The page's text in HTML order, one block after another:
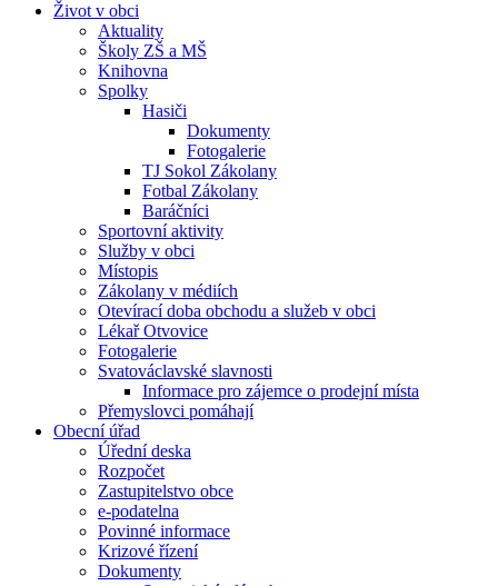
Život v obci
Aktuality
Školy ZŠ a MŠ
Knihovna
Spolky
Hasiči
Dokumenty
Fotogalerie
TJ Sokol Zákolany
Fotbal Zákolany
Baráčníci
Sportovní aktivity
Služby v obci
Místopis
Zákolany v médiích
Otevírací doba obchodu a služeb v obci
Lékař Otvovice
Fotogalerie
Svatováclavské slavnosti
Informace pro zájemce o prodejní místa
Přemyslovci pomáhají
Obecní úřad
Úřední deska
Rozpočet
Zastupitelstvo obce
e-podatelna
Povinné informace
Krizové řízení
Dokumenty